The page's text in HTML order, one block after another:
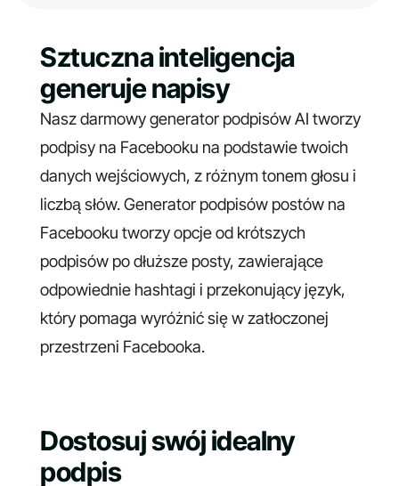
Sztuczna inteligencja
generuje napisy
Nasz darmowy generator podpisów AI tworzy
podpisy na Facebooku na podstawie twoich
danych wejściowych, z różnym tonem głosu i
liczbą słów. Generator podpisów postów na
Facebooku tworzy opcje od krótszych
podpisów po dłuższe posty, zawierające
odpowiednie hashtagi i przekonujący język,
który pomaga wyróżnić się w zatłoczonej
przestrzeni Facebooka.
Dostosuj swój idealny
podpis